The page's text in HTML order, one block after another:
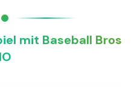
mit Baseball Bros
IO